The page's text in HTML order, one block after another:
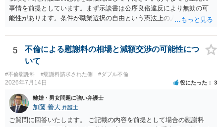
直接相談されて、 今後の対応についてアドバイス等を求めることを
お勧めいたします。 ご参考にしていただければ幸いです。
事情を前提としています。まず示談書は公序良俗違反により無効の可
能性があります。条件が職業選択の自由という憲法上の人権を侵害し
可能性もあるかと思います。ご参考にしてください。
5
不倫による慰謝料の相場と減額交渉の可能性につ
いて
#不倫慰謝料 #慰謝料請求された側 #ダブル不倫
2026年7月14日 役にたった 3
離婚・男女問題に強い弁護士
加藤 善大 弁護士
ご質問に回答いたします。 ご記載の内容を前提として場合の慰謝料